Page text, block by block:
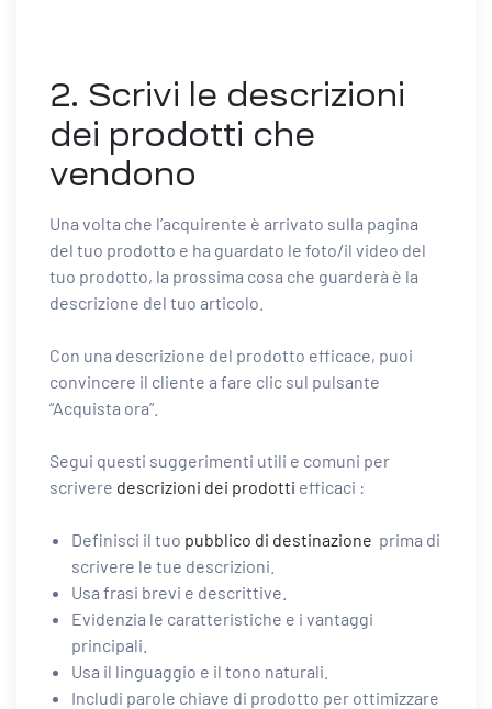
2. Scrivi le descrizioni
dei prodotti che
vendono
Una volta che l’acquirente è arrivato sulla pagina
del tuo prodotto e ha guardato le foto/il video del
tuo prodotto, la prossima cosa che guarderà è la
descrizione del tuo articolo.
Con una descrizione del prodotto efficace, puoi
convincere il cliente a fare clic sul pulsante
“Acquista ora”.
Segui questi suggerimenti utili e comuni per
scrivere descrizioni dei prodotti efficaci :
Definisci il tuo pubblico di destinazione prima di
scrivere le tue descrizioni.
Usa frasi brevi e descrittive.
Evidenzia le caratteristiche e i vantaggi
principali.
Usa il linguaggio e il tono naturali.
Includi parole chiave di prodotto per ottimizzare